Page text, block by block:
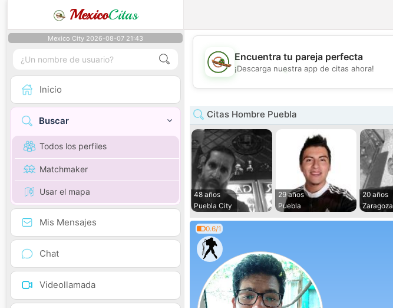
MexicoCitas
Mexico City 2026-08-07 21:43
Inicio
Buscar
Todos los perfiles
Matchmaker
Usar el mapa
Mis Mensajes
Chat
Videollamada
Encuentra tu pareja perfecta
¡Descarga nuestra app de citas ahora!
Citas Hombre Puebla
48 años
Puebla City
29 años
Puebla
20 años
Zaragoza
0.6/1